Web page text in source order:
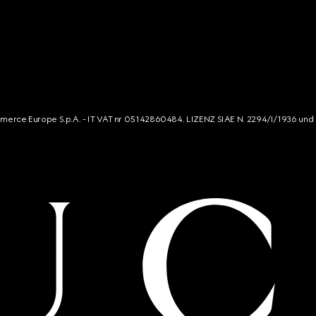
Europe S.p.A. - IT VAT nr 05142860484. LIZENZ SIAE N. 2294/I/1936